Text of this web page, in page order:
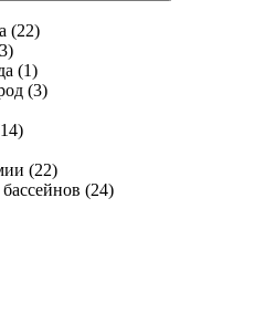
(22)
(1)
(3)
(22)
(24)